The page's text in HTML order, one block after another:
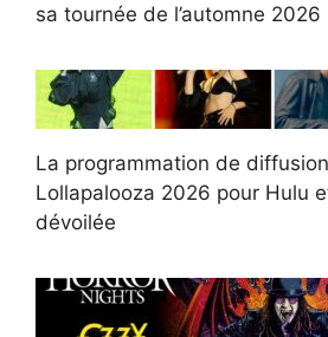
sa tournée de l’automne 2026
La programmation de
Lollapalooza 2026 pour Hulu
dévoilée